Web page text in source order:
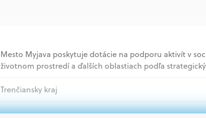
Mesto Myjava poskytuje dotácie na podporu aktivít v
životnom prostredí a ďalších oblastiach podľa
Trenčiansky kraj